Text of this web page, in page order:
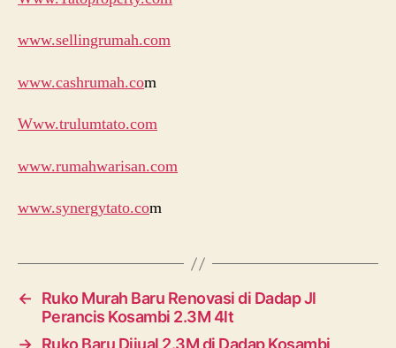
www.sellingrumah.com
www.cashrumah.com
Www.trulumtato.com
www.rumahwarisan.com
www.synergytato.com
←
Ruko Murah Baru Renovasi di Dadap Jl
Perancis Kosambi 2.3M 4lt
→ Ruko Baru Dijual 2.3M di Dadap Kosambi